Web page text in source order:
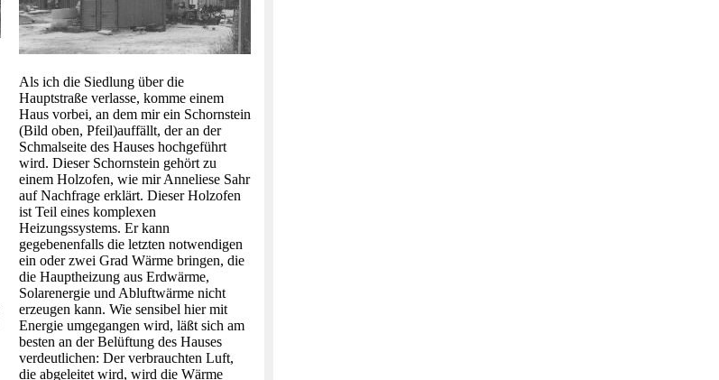
Als ich die Siedlung über die
Hauptstraße verlasse, komme einem
Haus vorbei, an dem mir ein Schornstein
(Bild oben, Pfeil)auffällt, der an der
Schmalseite des Hauses hochgeführt
wird. Dieser Schornstein gehört zu
einem Holzofen, wie mir Anneliese Sahr
auf Nachfrage erklärt. Dieser Holzofen
ist Teil eines komplexen
Heizungssystems. Er kann
gegebenenfalls die letzten notwendigen
ein oder zwei Grad Wärme bringen, die
die Hauptheizung aus Erdwärme,
Solarenergie und Abluftwärme nicht
erzeugen kann. Wie sensibel hier mit
Energie umgegangen wird, läßt sich am
besten an der Belüftung des Hauses
verdeutlichen: Der verbrauchten Luft,
die abgeleitet wird, wird die Wärme